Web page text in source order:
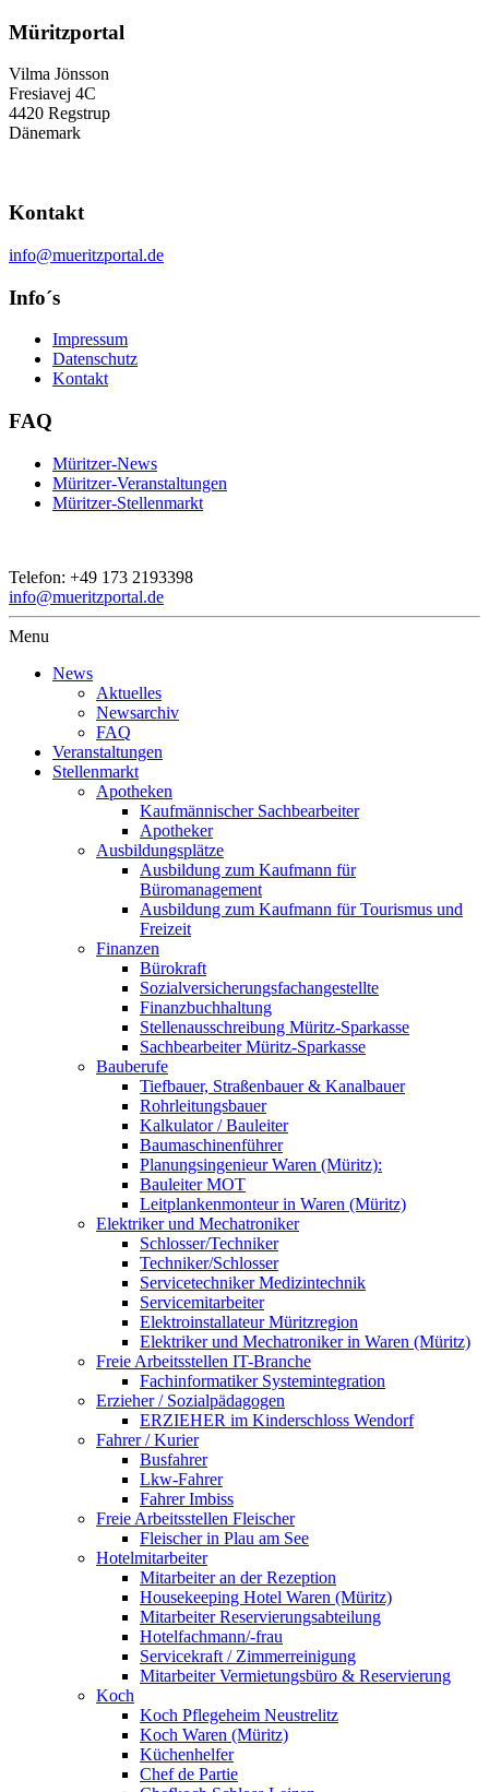
Müritzportal
Vilma Jönsson
Fresiavej 4C
4420 Regstrup
Dänemark
Kontakt
info@mueritzportal.de
Info´s
Impressum
Datenschutz
Kontakt
FAQ
Müritzer-News
Müritzer-Veranstaltungen
Müritzer-Stellenmarkt
Telefon: +49 173 2193398
info@mueritzportal.de
Menu
News
Aktuelles
Newsarchiv
FAQ
Veranstaltungen
Stellenmarkt
Apotheken
Kaufmännischer Sachbearbeiter
Apotheker
Ausbildungsplätze
Ausbildung zum Kaufmann für
Büromanagement
Ausbildung zum Kaufmann für Tourismus und
Freizeit
Finanzen
Bürokraft
Sozialversicherungsfachangestellte
Finanzbuchhaltung
Stellenausschreibung Müritz-Sparkasse
Sachbearbeiter Müritz-Sparkasse
Bauberufe
Tiefbauer, Straßenbauer & Kanalbauer
Rohrleitungsbauer
Kalkulator / Bauleiter
Baumaschinenführer
Planungsingenieur Waren (Müritz):
Bauleiter MOT
Leitplankenmonteur in Waren (Müritz)
Elektriker und Mechatroniker
Schlosser/Techniker
Techniker/Schlosser
Servicetechniker Medizintechnik
Servicemitarbeiter
Elektroinstallateur Müritzregion
Elektriker und Mechatroniker in Waren (Müritz)
Freie Arbeitsstellen IT-Branche
Fachinformatiker Systemintegration
Erzieher / Sozialpädagogen
ERZIEHER im Kinderschloss Wendorf
Fahrer / Kurier
Busfahrer
Lkw-Fahrer
Fahrer Imbiss
Freie Arbeitsstellen Fleischer
Fleischer in Plau am See
Hotelmitarbeiter
Mitarbeiter an der Rezeption
Housekeeping Hotel Waren (Müritz)
Mitarbeiter Reservierungsabteilung
Hotelfachmann/-frau
Servicekraft / Zimmerreinigung
Mitarbeiter Vermietungsbüro & Reservierung
Koch
Koch Pflegeheim Neustrelitz
Koch Waren (Müritz)
Küchenhelfer
Chef de Partie